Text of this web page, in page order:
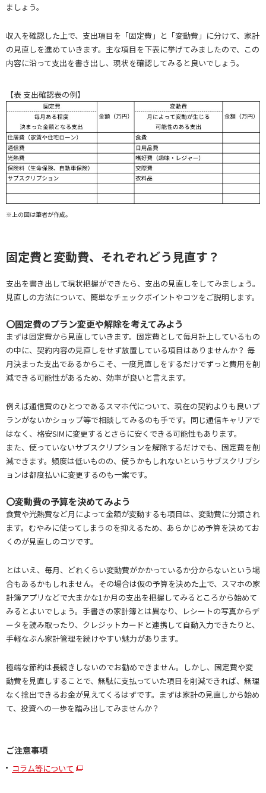
ましょう。
収入を確認した上で、支出項目を「固定費」と「変動費」に分けて、家計
の見直しを進めていきます。主な項目を下表に挙げてみましたので、この
内容に沿って支出を書き出し、現状を確認してみると良いでしょう。
【表 支出確認表の例】
※上の図は筆者が作成。
固定費と変動費、それぞれどう見直す？
支出を書き出して現状把握ができたら、支出の見直しをしてみましょう。
見直しの方法について、簡単なチェックポイントやコツをご説明します。
〇固定費のプラン変更や解除を考えてみよう
まずは固定費から見直していきます。固定費として毎月計上しているもの
の中に、契約内容の見直しをせず放置している項目はありませんか？ 毎
月決まった支出であるからこそ、一度見直しをするだけでずっと費用を削
減できる可能性があるため、効率が良いと言えます。
例えば通信費のひとつであるスマホ代について、現在の契約よりも良いプ
ランがないかショップ等で相談してみるのも手です。同じ通信キャリアで
はなく、格安SIMに変更するとさらに安くできる可能性もあります。
また、使っていないサブスクリプションを解除するだけでも、固定費を削
減できます。頻度は低いものの、使うかもしれないというサブスクリプシ
ョンは都度払いに変更するのも一案です。
〇変動費の予算を決めてみよう
食費や光熱費など月によって金額が変動するも項目は、変動費に分類され
ます。むやみに使ってしまうのを抑えるため、あらかじめ予算を決めてお
くのが見直しのコツです。
とはいえ、毎月、どれくらい変動費がかかっているか分からないという場
合もあるかもしれません。その場合は仮の予算を決めた上で、スマホの家
計簿アプリなどで大まかな1か月の支出を把握してみるところから始めて
みるとよいでしょう。手書きの家計簿とは異なり、レシートの写真からデ
ータを読み取ったり、クレジットカードと連携して自動入力できたりと、
手軽なぶん家計管理を続けやすい魅力があります。
極端な節約は長続きしないのでお勧めできません。しかし、固定費や変
動費を見直しすることで、無駄に支払っていた項目を削減できれば、無理
なく捻出できるお金が見えてくるはずです。まずは家計の見直しから始め
て、投資への一歩を踏み出してみませんか？
ご注意事項
コラム等について